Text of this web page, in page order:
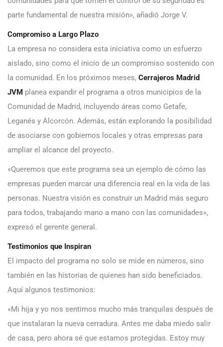
parte fundamental de nuestra misión», añadió Jorge V.
Compromiso a Largo Plazo
La empresa no considera esta iniciativa como un esfuerzo
aislado, sino como el inicio de un compromiso sostenido con
la comunidad. En los próximos meses, Cerrajeros Madrid
JVM planea expandir el programa a otros municipios de la
Comunidad de Madrid, incluyendo áreas como Getafe,
Leganés y Alcorcón. Además, están explorando la posibilidad
de asociarse con gobiernos locales y otras empresas para
ampliar el alcance del proyecto.
«Queremos que este programa sea un ejemplo de cómo las
empresas pueden marcar una diferencia real en la vida de las
personas. Nuestra visión es construir un Madrid más seguro
para todos, trabajando mano a mano con las comunidades»,
expresó el gerente general.
Testimonios que Inspiran
El impacto del programa no solo se mide en números, sino
también en las historias de quienes han sido beneficiados.
Aquí algunos testimonios:
«Mi hija y yo nos sentimos mucho más tranquilas después de
que instalaran la nueva cerradura. Antes me daba miedo salir
de casa, pero ahora sé que estamos protegidas. Estoy muy